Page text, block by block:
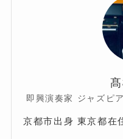
即興演奏家 ジャズピ
京都市出身 東京都在